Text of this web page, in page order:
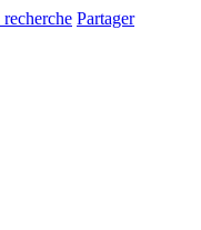
Partager